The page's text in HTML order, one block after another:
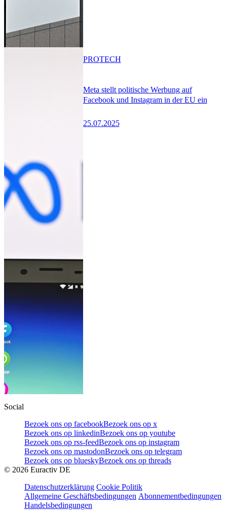
Meta stellt politische Werbung auf
Facebook und Instagram in der EU ein
25.07.2025
PROTECH
Social
Bezoek ons op facebookBezoek ons op x
Bezoek ons op linkedinBezoek ons op youtube
Bezoek ons op rss-feedBezoek ons op instagram
Bezoek ons op mastodonBezoek ons op telegram
Bezoek ons op blueskyBezoek ons op threads
© 2026 Euractiv DE
Datenschutzerklärung Cookie Politik
Allgemeine Geschäftsbedingungen Abonnementbedingungen
Handelsbedingungen